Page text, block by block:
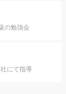
の勉強会
にて指導